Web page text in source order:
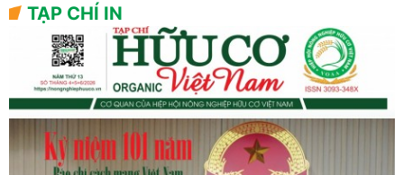
TẠP CHÍ IN